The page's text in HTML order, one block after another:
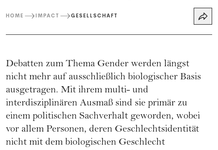
HOME IMPACT GESELLSCHAFT
Debatten zum Thema Gender werden längst
nicht mehr auf ausschließlich biologischer Basis
ausgetragen. Mit ihrem multi- und
interdisziplinären Ausmaß sind sie primär zu
einem politischen Sachverhalt geworden, wobei
vor allem Personen, deren Geschlechtsidentität
nicht mit dem biologischen Geschlecht